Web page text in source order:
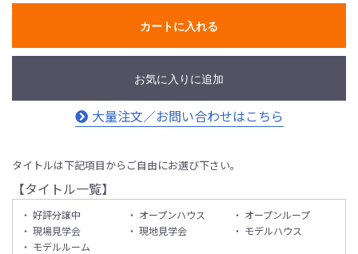
カートに入れる
お気に入りに追加
大量注文／お問い合わせはこちら
タイトルは下記項目からご自由にお選び下さい。
【タイトル一覧】
・ 好評分譲中 ・ オープンハウス
・ オープンループ
・ 現場見学会
・ 現地見学会
・ モデルハウス
・ モデルルーム